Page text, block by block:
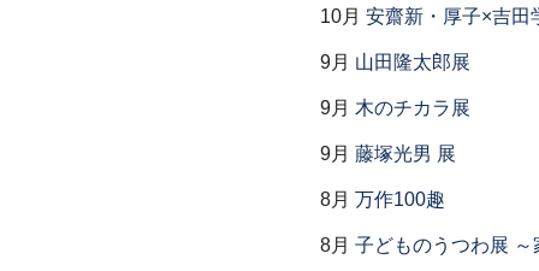
10月 安齋新・厚子×吉田
9月 山田隆太郎展
9月 木のチカラ展
9月 藤塚光男 展
8月 万作100趣
8月 子どものうつわ展